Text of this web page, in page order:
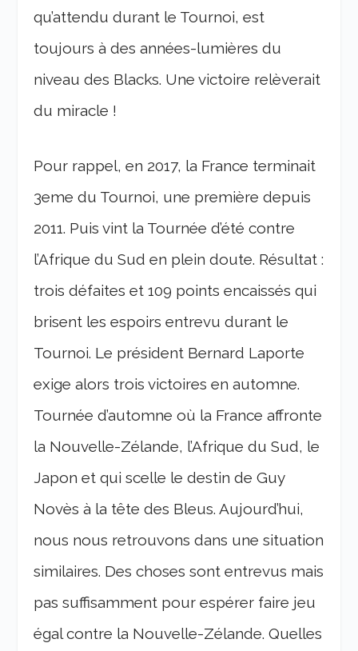
qu’attendu durant le Tournoi, est
toujours à des années-lumières du
niveau des Blacks. Une victoire relèverait
du miracle !
Pour rappel, en 2017, la France terminait
3eme du Tournoi, une première depuis
2011. Puis vint la Tournée d’été contre
l’Afrique du Sud en plein doute. Résultat :
trois défaites et 109 points encaissés qui
brisent les espoirs entrevu durant le
Tournoi. Le président Bernard Laporte
exige alors trois victoires en automne.
Tournée d’automne où la France affronte
la Nouvelle-Zélande, l’Afrique du Sud, le
Japon et qui scelle le destin de Guy
Novès à la tête des Bleus. Aujourd’hui,
nous nous retrouvons dans une situation
similaires. Des choses sont entrevus mais
pas suffisamment pour espérer faire jeu
égal contre la Nouvelle-Zélande. Quelles